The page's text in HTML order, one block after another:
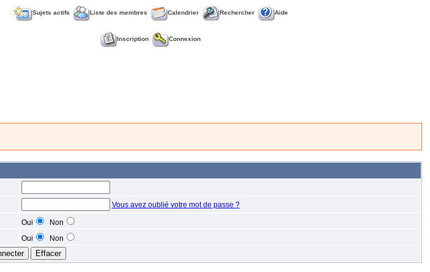
Sujets actifs Liste des membres Calendrier Rechercher Aide
Inscription Connexion
Vous avez oublié votre mot de passe ?
Oui
Non
Oui Non